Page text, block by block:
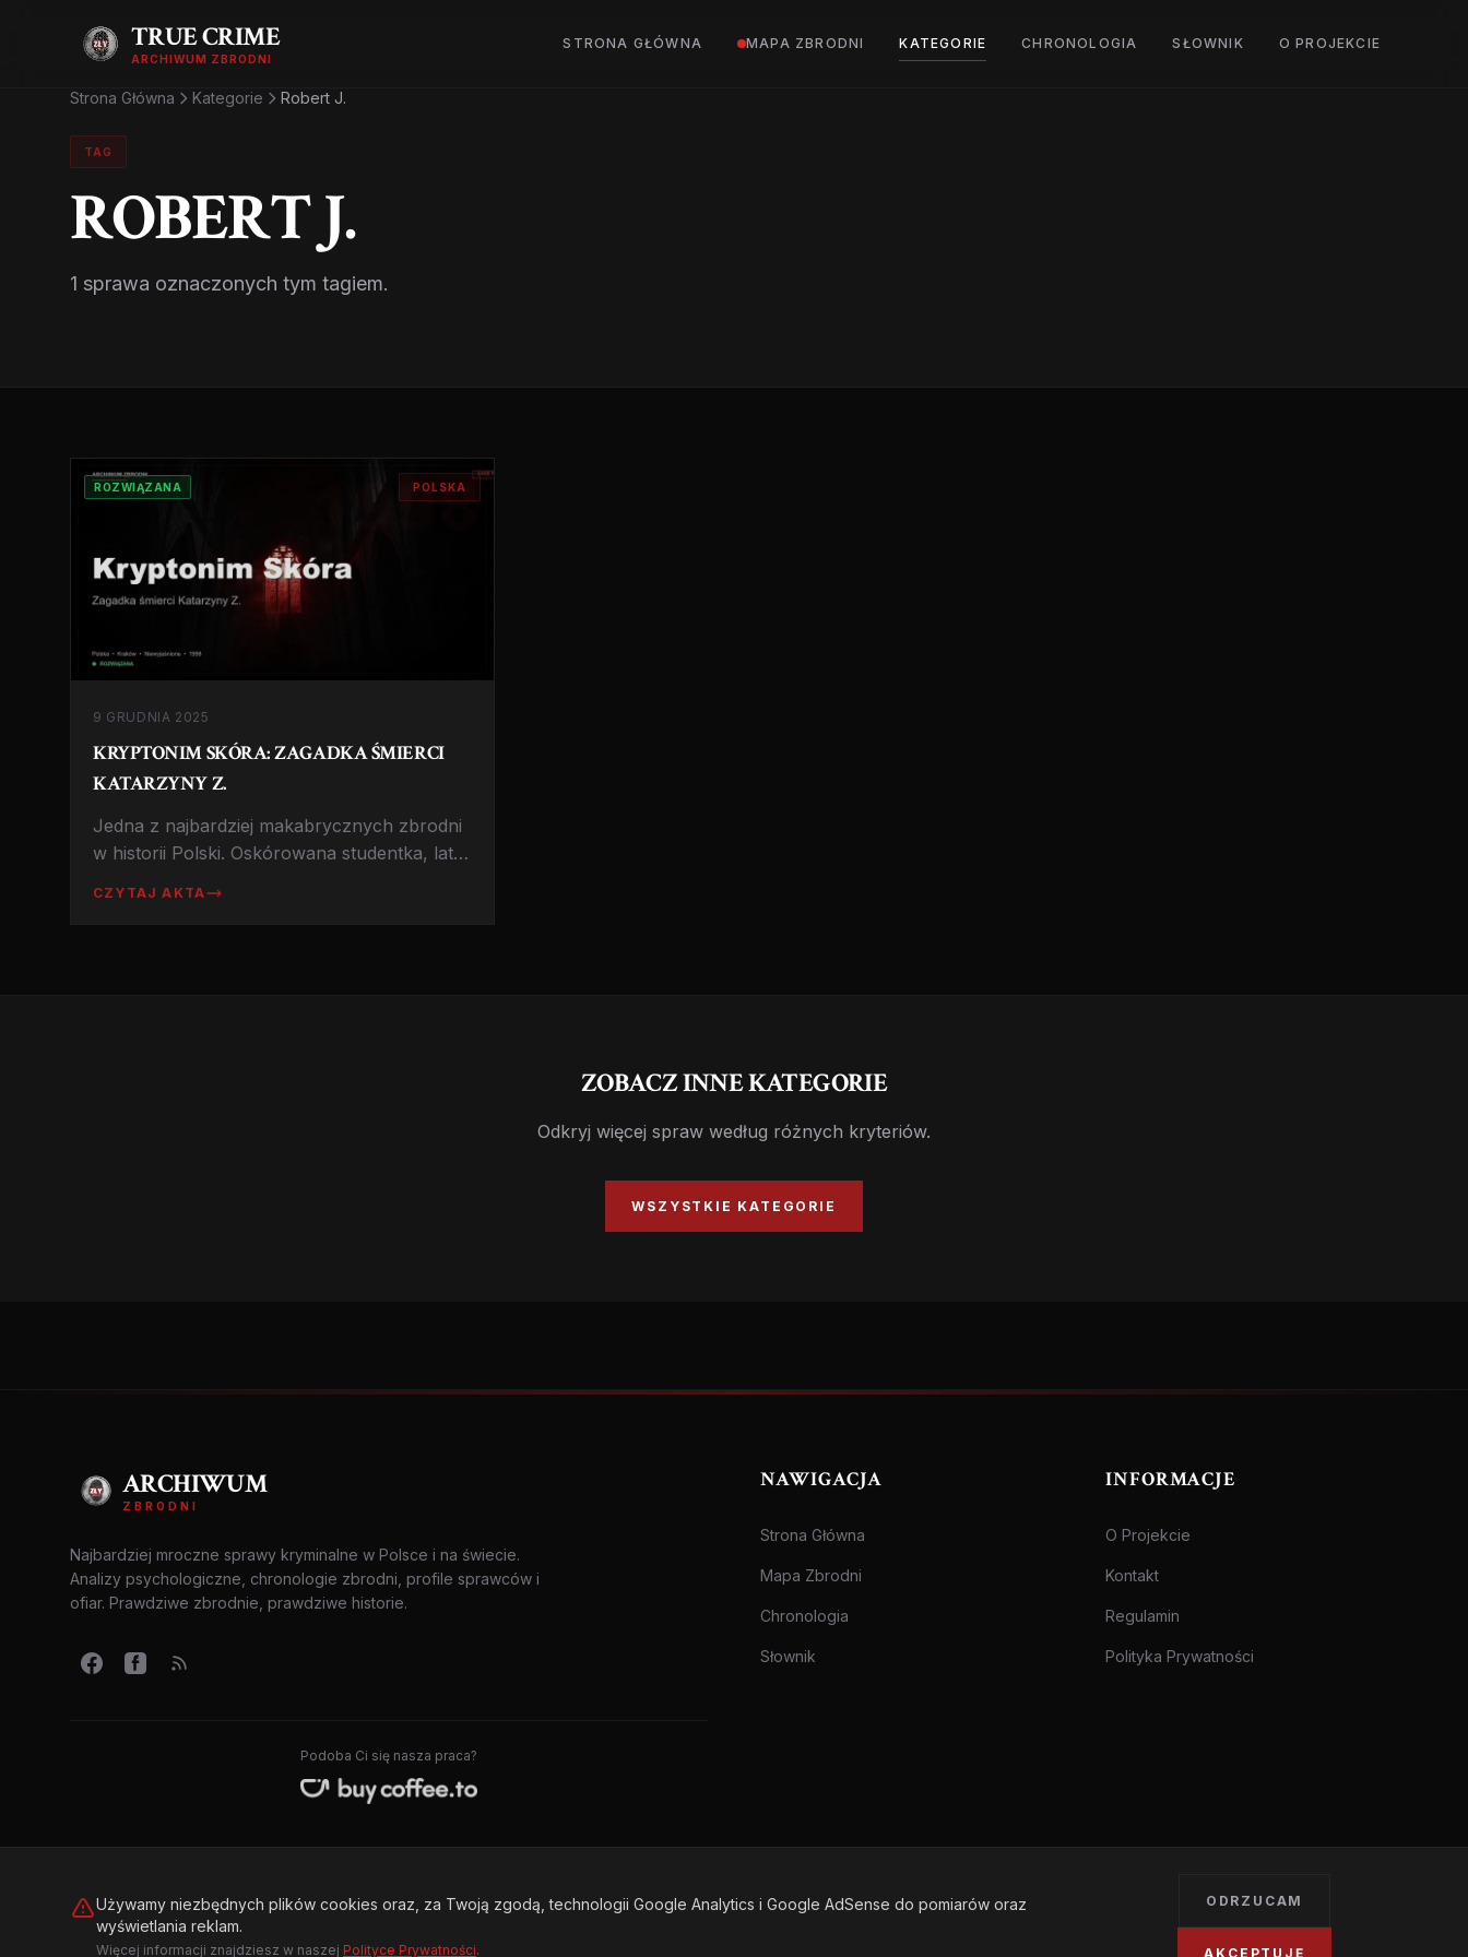
TRUE CRIME
ARCHIWUM ZBRODNI
STRONA GŁÓWNA MAPA ZBRODNI KATEGORIE CHRONOLOGIA SŁOWNIK O PROJEKCIE
Strona Główna Kategorie Robert J.
TAG
ROBERT J.
1 sprawa oznaczonych tym tagiem.
ROZWIĄZANA POLSKA
9 GRUDNIA 2025
KRYPTONIM SKÓRA: ZAGADKA ŚMIERCI
KATARZYNY Z.
Jedna z najbardziej makabrycznych zbrodni
w historii Polski. Oskórowana studentka, lata
CZYTAJ AKTA
ZOBACZ INNE KATEGORIE
Odkryj więcej spraw według różnych kryteriów.
WSZYSTKIE KATEGORIE
ARCHIWUM
ZBRODNI
Najbardziej mroczne sprawy kryminalne w Polsce i na świecie.
Analizy psychologiczne, chronologie zbrodni, profile sprawców i
ofiar. Prawdziwe zbrodnie, prawdziwe historie.
Podoba Ci się nasza praca?
NAWIGACJA
Strona Główna
Mapa Zbrodni
Chronologia
Słownik
INFORMACJE
O Projekcie
Kontakt
Regulamin
Polityka Prywatności
© 2026 Archiwum Zbrodni - zly.com.pl. Wszelkie prawa zastrzeżone. Treści przeznaczone dla osób pełnoletnich.
Używamy niezbędnych plików cookies oraz, za Twoją zgodą, technologii Google Analytics i Google AdSense do pomiarów oraz
wyświetlania reklam.
Więcej informacji znajdziesz w naszej Polityce Prywatności.
ODRZUCAM
AKCEPTUJĘ